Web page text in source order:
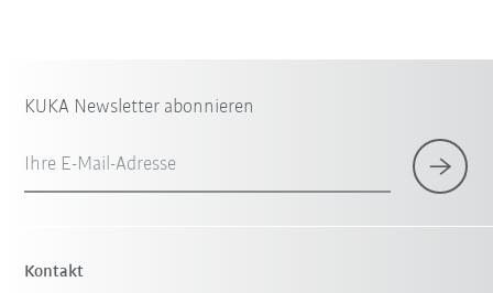
KUKA Newsletter abonnieren
Ihre E-Mail-Adresse
Kontakt